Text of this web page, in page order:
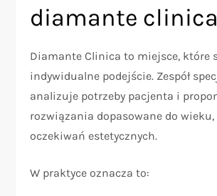
diamante clinica
Diamante Clinica to miejsce, które
indywidualne podejście. Zespół
analizuje potrzeby pacjenta i
rozwiązania dopasowane do wieku,
oczekiwań estetycznych.
W praktyce oznacza to: